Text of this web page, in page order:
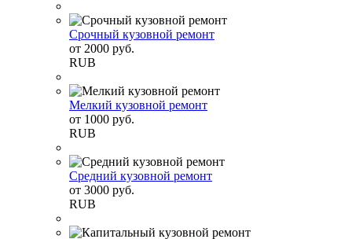
Срочный кузовной ремонт
от 2000 руб.
RUB
Мелкий кузовной ремонт
от 1000 руб.
RUB
Средний кузовной ремонт
от 3000 руб.
RUB